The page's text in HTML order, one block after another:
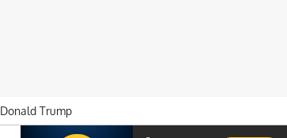
Donald Trump